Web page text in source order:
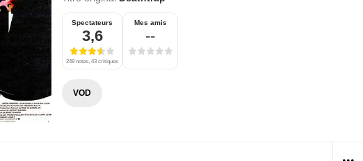
Spectateurs
3,6
249 notes, 43 critiques
Mes amis
--
VOD